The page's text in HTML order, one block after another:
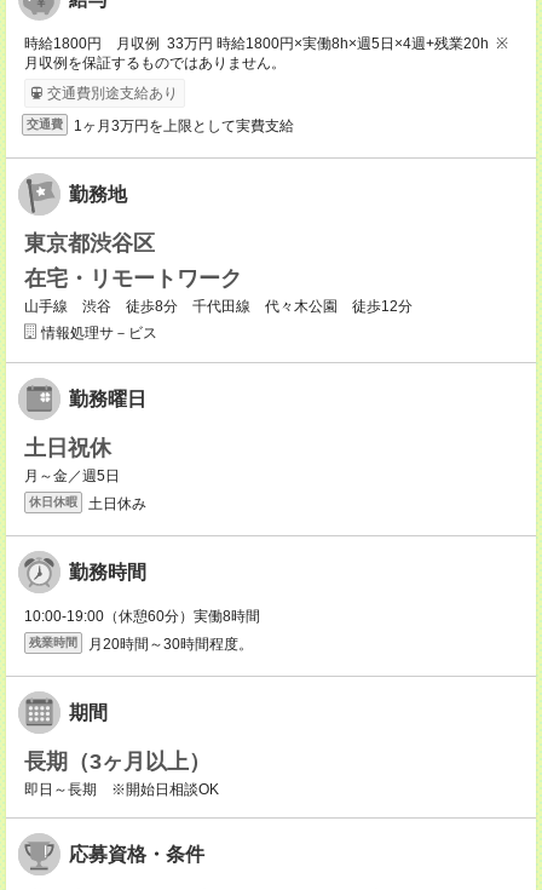
時給1800円 月収例 33万円 時給1800円×実働8h×週5日×4週+残業20h ※
月収例を保証するものではありません。
交通費別途支給あり
交通費 1ヶ月3万円を上限として実費支給
勤務地
東京都渋谷区
在宅・リモートワーク
山手線 渋谷 徒歩8分 千代田線 代々木公園 徒歩12分
情報処理サ－ビス
勤務曜日
土日祝休
月～金／週5日
休日休暇 土日休み
勤務時間
10:00-19:00（休憩60分）実働8時間
残業時間 月20時間～30時間程度。
期間
長期（3ヶ月以上）
即日～長期 ※開始日相談OK
応募資格・条件